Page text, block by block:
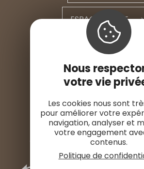
ESPACE PRESSE
Nous
votre vie
Les cookies nous sont
pour améliorer votre
navigation, analyser et
votre engagement
contenus.
Politique de